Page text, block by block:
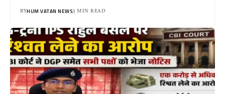
BYHUM VATAN NEWS3 MIN READ